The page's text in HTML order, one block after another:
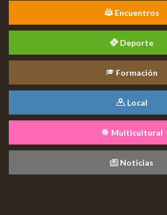
Encuentros
Deporte
Formación
Local
Multicultural
Noticias